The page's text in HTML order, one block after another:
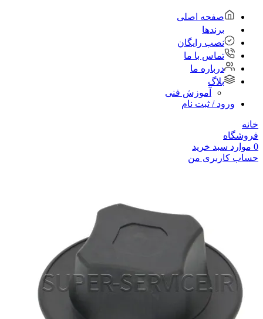
صفحه اصلی
برندها
نصب رایگان
تماس با ما
درباره ما
بلاگ
آموزش فنی
ورود / ثبت نام
خانه
فروشگاه
0 موارد سبد خرید
حساب کاربری من